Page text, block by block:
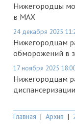
Нижегородцы
в MAX
24 декабря 2025
Нижегородцам
обморожений в
17 ноября 2025
Нижегородцам
диспансеризации
Главная | Архив |